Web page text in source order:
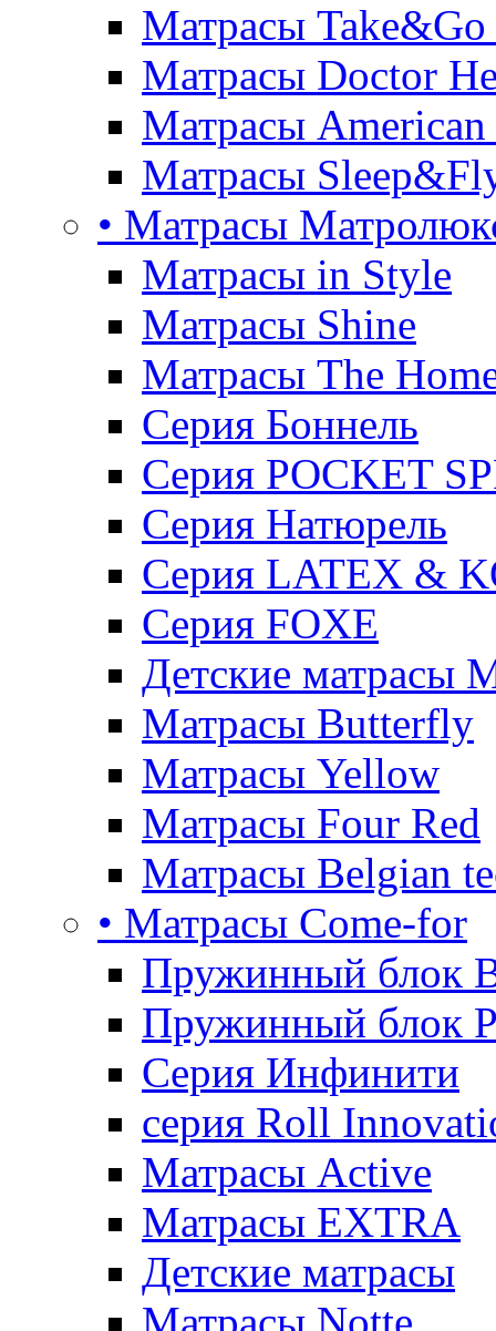
Матрасы Take&Go
Матрасы Doctor
Матрасы American
Матрасы
• Матрасы
Матрасы in Style
Матрасы Shine
Матрасы The
Серия Боннель
Серия POCKET
Серия Натюрель
Серия LATEX &
Серия FOXE
Детские матрасы
Матрасы Butterfly
Матрасы Yellow
Матрасы Four Red
Матрасы Belgian
• Матрасы Come-for
Пружинный блок
Пружинный блок
Серия Инфинити
серия Roll
Матрасы Active
Матрасы EXTRA
Детские матрасы